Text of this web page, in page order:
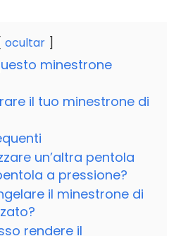
ocultar
minestrone
il tuo minestrone di
un’altra pentola
a pressione?
il minestrone di
rendere il